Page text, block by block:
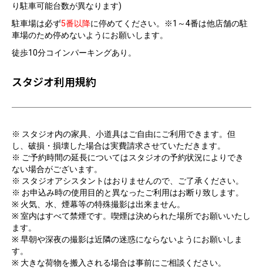
り駐車可能台数が異なります)
駐車場は必ず5番以降に停めてください。※1～4番は他店舗の駐
車場のため停めないようにお願いします。
徒歩10分コインパーキングあり。
スタジオ利用規約
※ スタジオ内の家具、小道具はご自由にご利用できます。但
し、破損・損壊した場合は実費請求させていただきます。
※ ご予約時間の延長についてはスタジオの予約状況によりでき
ない場合がございます。
※ スタジオアシスタントはおりませんので、ご了承ください。
※ お申込み時の使用目的と異なったご利用はお断り致します。
※ 火気、水、煙幕等の特殊撮影は出来ません。
※ 室内はすべて禁煙です。喫煙は決められた場所でお願いいたし
ます。
※ 早朝や深夜の撮影は近隣の迷惑にならないようにお願いしま
す。
※ 大きな荷物を搬入される場合は事前にご相談ください。